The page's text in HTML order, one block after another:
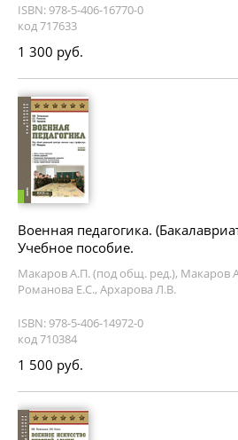
ISBN: 978-5-406-16770-0
код 717633
1 300 руб.
Военная педагогика.
Учебное пособие.
Макаров А.П. (под общ. ред.), Макаров
Романова Е.С., Архарова Л.В.
ISBN: 978-5-406-14972-0
код 710384
1 500 руб.